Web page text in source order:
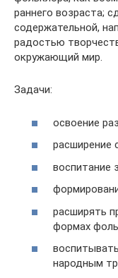
раннего возраста;
содержательной,
радостью
окружающий мир.
Задачи:
освоение
расширение
воспитание
расширять
формах
народным